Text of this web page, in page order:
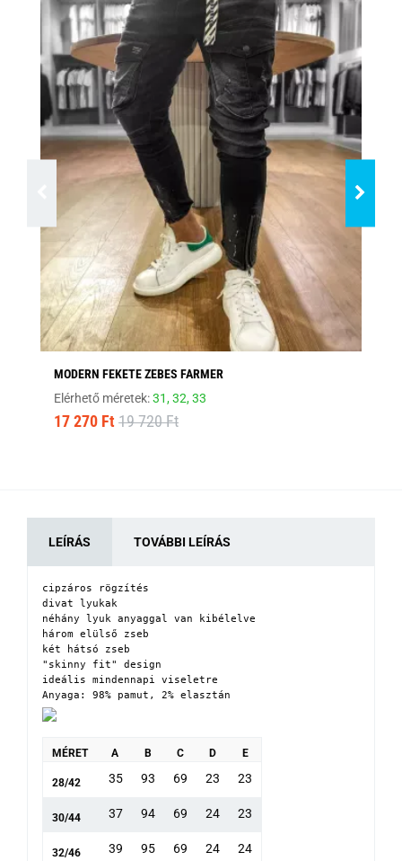
MODERN FEKETE ZEBES FARMER
Elérhető méretek:31,32,33
17 270 Ft 19 720 Ft
LEÍRÁS TOVÁBBI LEÍRÁS
cipzáros rögzítés
divat lyukak
néhány lyuk anyaggal van kibélelve
három elülső zseb
két hátsó zseb
"skinny fit" design
ideális mindennapi viseletre
Anyaga: 98% pamut, 2% elasztán
MÉRET A B C D E
28/42 35 93 69 23 23
30/44 37 94 69 24 23
32/46 39 95 69 24 24